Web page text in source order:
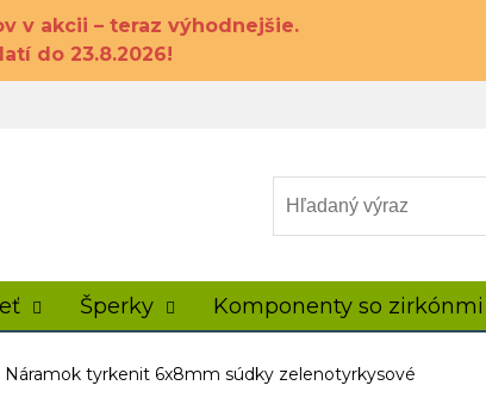
v akcii – teraz výhodnejšie.
do 23.8.2026!
Šperky Komponenty so zirkónmi
Náramok tyrkenit 6x8mm súdky zelenotyrkysové